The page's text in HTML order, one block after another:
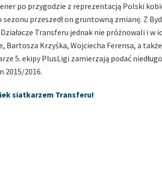
po przygodzie z reprezentacją Polski
przeszedł on gruntowną zmianę. Z
Transferu jednak nie próżnowali i w
Krzyśka, Wojciecha Ferensa, a
5. ekipy PlusLigi zamierzają podać
2015/2016.
siatkarzem Transferu!